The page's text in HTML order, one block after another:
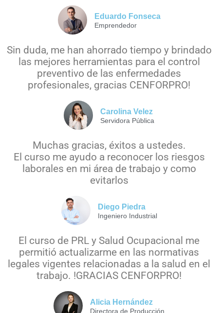
Eduardo Fonseca
Emprendedor
Sin duda, me han ahorrado tiempo y brindado
las mejores herramientas para el control
preventivo de las enfermedades
profesionales, gracias CENFORPRO!
Carolina Velez
Servidora Pública
Muchas gracias, éxitos a ustedes.
El curso me ayudo a reconocer los riesgos
laborales en mi área de trabajo y como
evitarlos
Diego Piedra
Ingeniero Industrial
El curso de PRL y Salud Ocupacional me
permitió actualizarme en las normativas
legales vigentes relacionadas a la salud en el
trabajo. !GRACIAS CENFORPRO!
Alicia Hernández
Directora de Producción